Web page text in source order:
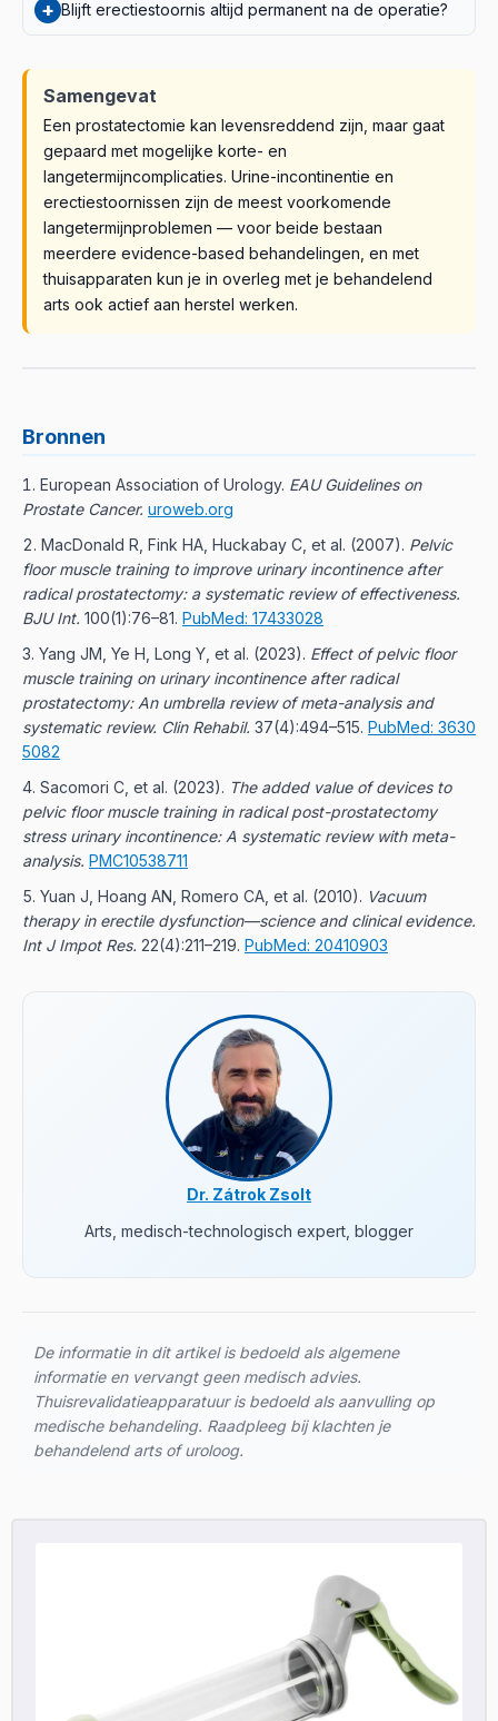
apparaat en protocol kies je bij voorkeur in overleg met
exacte startmoment bepaalt altijd de behandelend
het uitgebreide artikel over revalidatie.
+ Blijft erectiestoornis altijd permanent na de operatie?
revalidatie kan helpen om weefsel en functie te
behouden. Het vooruitzicht hangt af van de toegepaste
zenuwsparende techniek en individuele genezing —
bespreek dit met je uroloog.
Samengevat
Een prostatectomie kan levensreddend zijn, maar gaat
gepaard met mogelijke korte- en
langetermijncomplicaties. Urine-incontinentie en
erectiestoornissen zijn de meest voorkomende
langetermijnproblemen — voor beide bestaan
meerdere evidence-based behandelingen, en met
thuisapparaten kun je in overleg met je behandelend
arts ook actief aan herstel werken.
Bronnen
European Association of Urology. EAU Guidelines on
Prostate Cancer. uroweb.org
MacDonald R, Fink HA, Huckabay C, et al. (2007). Pelvic
floor muscle training to improve urinary incontinence after
radical prostatectomy: a systematic review of effectiveness.
BJU Int. 100(1):76–81. PubMed: 17433028
Yang JM, Ye H, Long Y, et al. (2023). Effect of pelvic floor
muscle training on urinary incontinence after radical
prostatectomy: An umbrella review of meta-analysis and
systematic review. Clin Rehabil. 37(4):494–515. PubMed: 3630
5082
Sacomori C, et al. (2023). The added value of devices to
pelvic floor muscle training in radical post-prostatectomy
stress urinary incontinence: A systematic review with meta-
analysis. PMC10538711
Yuan J, Hoang AN, Romero CA, et al. (2010). Vacuum
therapy in erectile dysfunction—science and clinical evidence.
Int J Impot Res. 22(4):211–219. PubMed: 20410903
Dr. Zátrok Zsolt
Arts, medisch-technologisch expert, blogger
De informatie in dit artikel is bedoeld als algemene
informatie en vervangt geen medisch advies.
Thuisrevalidatieapparatuur is bedoeld als aanvulling op
medische behandeling. Raadpleeg bij klachten je
behandelend arts of uroloog.